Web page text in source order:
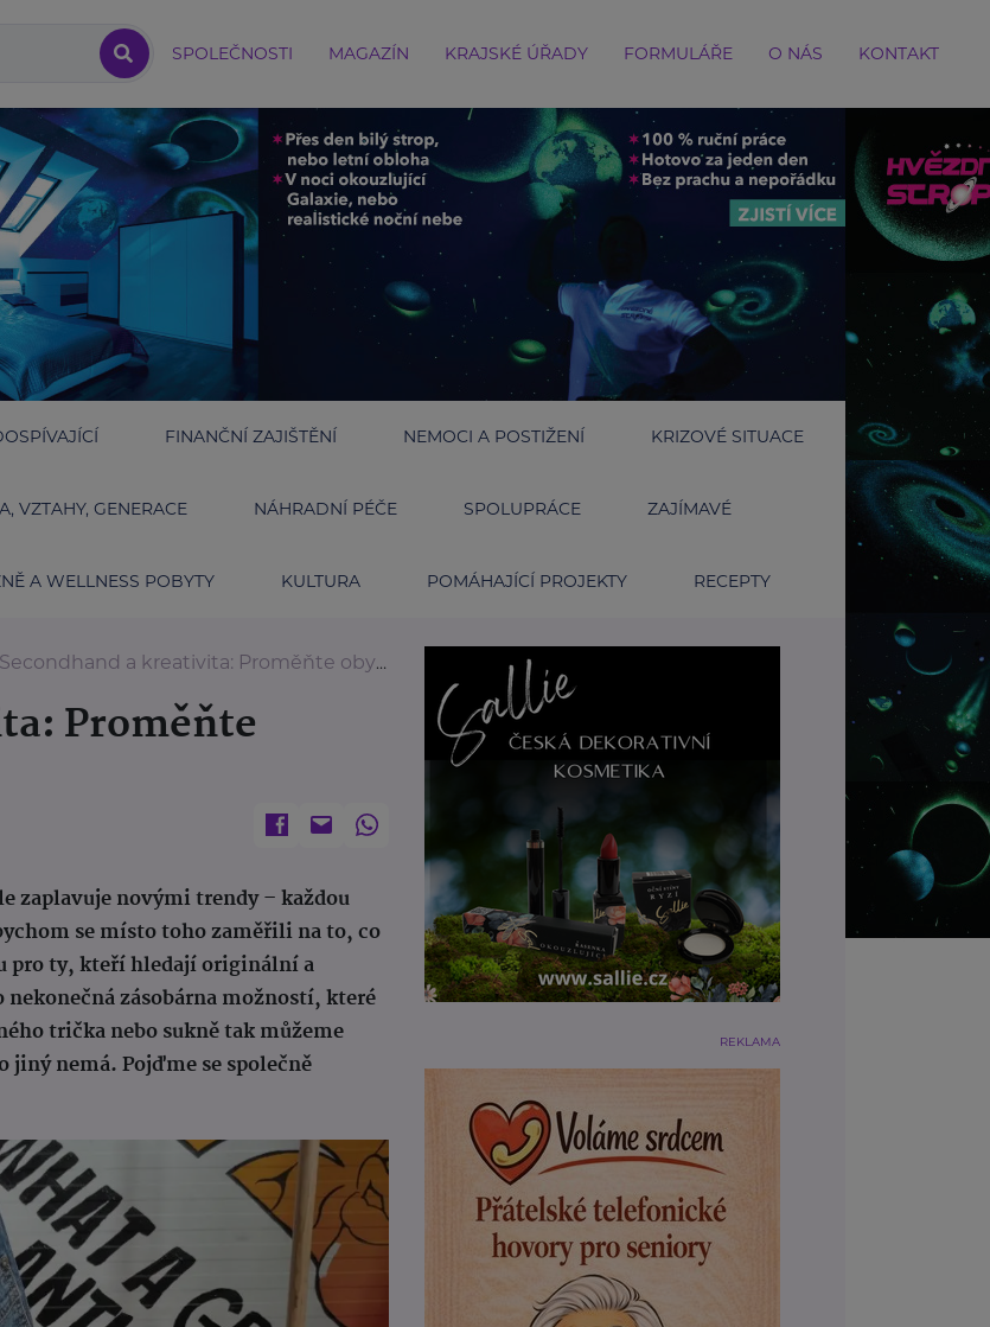
SPOLEČNOSTI MAGAZÍN KRAJSKÉ ÚŘADY FORMULÁŘE O NÁS KONTAKT
FINANČNÍ ZAJIŠTĚNÍ NEMOCI A POSTIŽENÍ KRIZOVÉ SITUACE
VZTAHY, GENERACE NÁHRADNÍ PÉČE SPOLUPRÁCE ZAJÍMAVÉ
A WELLNESS POBYTY KULTURA POMÁHAJÍCÍ PROJEKTY RECEPTY
Secondhand a kreativita: Proměňte obyčejné v jedinečné
Proměňte
zaplavuje novými trendy – každou
se místo toho zaměřili na to, co
pro ty, kteří hledají originální a
zásobárna možností, které
trička nebo sukně tak můžeme
nemá. Pojďme se společně
REKLAMA